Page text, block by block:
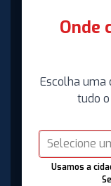
Onde
Escolha uma
tudo
Selecione
Usamos a